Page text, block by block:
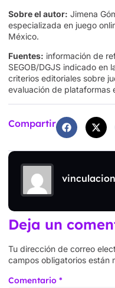
Sobre el autor: Jimena
especializada en juego
México.
Fuentes: información de
SEGOB/DGJS indicado
criterios editoriales sobre
evaluación de plataformas
Compartir
vinculacion
Deja un
Tu dirección de correo
campos obligatorios están
Comentario *